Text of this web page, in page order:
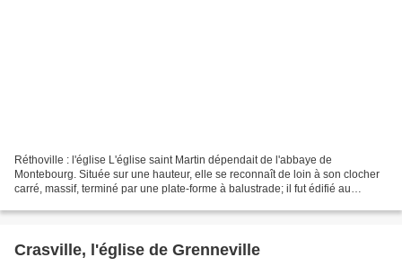
Réthoville : l'église L'église saint Martin dépendait de l'abbaye de
Montebourg. Située sur une hauteur, elle se reconnaît de loin à son clocher
carré, massif, terminé par une plate-forme à balustrade; il fut édifié au
Crasville, l'église de Grenneville